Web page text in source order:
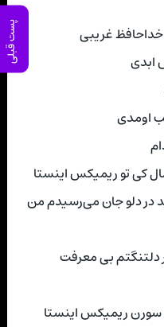
پست قبلی
غریبی
ابدی
اومدی
کی تو ریمیکس اینستا
در دلو جان می‌رسیدم من
دلتنگتم بی معرفت
ریمیکس اینستا